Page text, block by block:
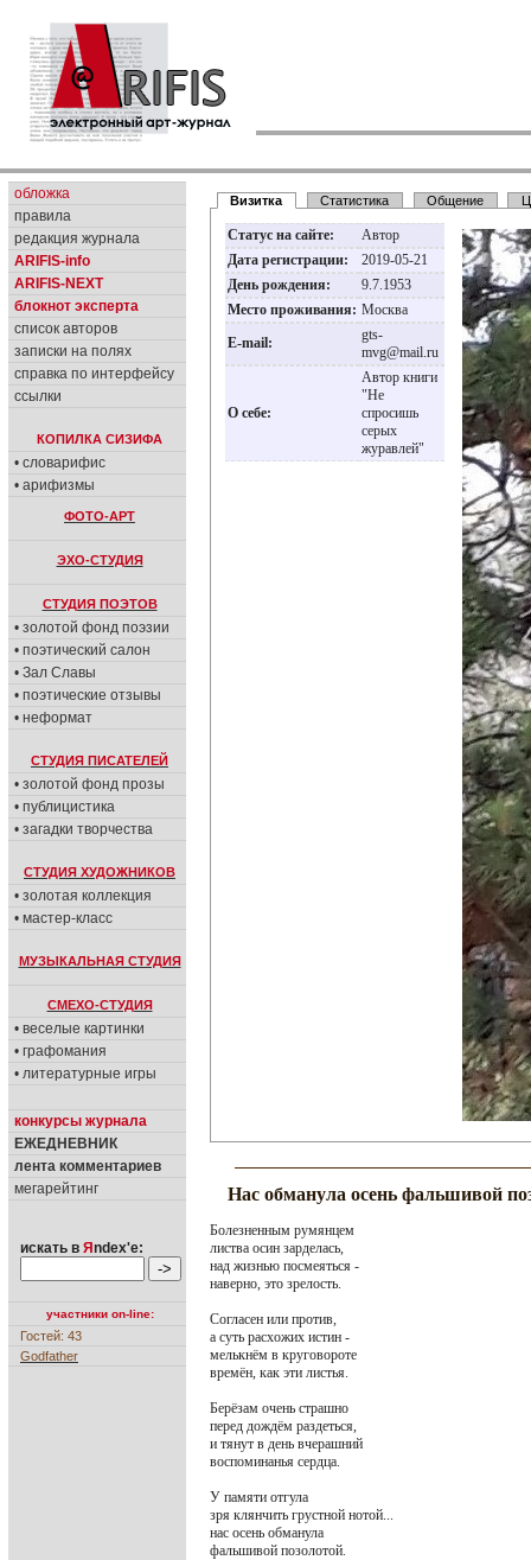
обложка
правила
редакция журнала
ARIFIS-info
ARIFIS-NEXT
блокнот эксперта
список авторов
записки на полях
справка по интерфейсу
ссылки
КОПИЛКА СИЗИФА
• словарифис
• арифизмы
ФОТО-АРТ
ЭХО-СТУДИЯ
СТУДИЯ ПОЭТОВ
• золотой фонд поэзии
• поэтический салон
• Зал Славы
• поэтические отзывы
• неформат
СТУДИЯ ПИСАТЕЛЕЙ
• золотой фонд прозы
• публицистика
• загадки творчества
СТУДИЯ ХУДОЖНИКОВ
• золотая коллекция
• мастер-класс
МУЗЫКАЛЬНАЯ СТУДИЯ
СМЕХО-СТУДИЯ
• веселые картинки
• графомания
• литературные игры
конкурсы журнала
ЕЖЕДНЕВНИК
лента комментариев
мегарейтинг
искать в Я ndex'е:
участники on-line:
Гостей: 43
Godfather
Визитка Статистика Общение
Статус на сайте:
Автор
Дата регистрации:
2019-05-21
День рождения:
9.7.1953
Место проживания: Москва
E-mail:
gts-
mvg@mail.ru
О себе:
Автор книги
"Не
спросишь
серых
журавлей"
Нас обманула осень фальшивой
Болезненным румянцем
листва осин зарделась,
над жизнью посмеяться -
наверно, это зрелость.
Согласен или против,
а суть расхожих истин -
мелькнём в круговороте
времён, как эти листья.
Берёзам очень страшно
перед дождём раздеться,
и тянут в день вчерашний
воспоминанья сердца.
У памяти отгула
зря клянчить грустной нотой...
нас осень обманула
фальшивой позолотой.